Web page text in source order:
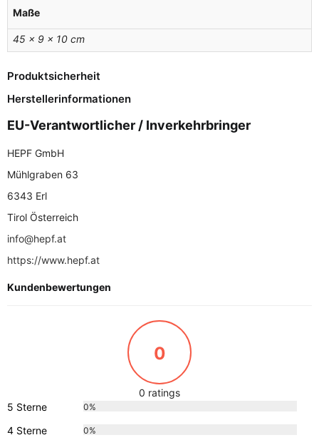
Maße
45 × 9 × 10 cm
Produktsicherheit
Herstellerinformationen
EU-Verantwortlicher / Inverkehrbringer
HEPF GmbH
Mühlgraben 63
6343 Erl
Tirol Österreich
info@hepf.at
https://www.hepf.at
Kundenbewertungen
0
0 ratings
5 Sterne
0%
4 Sterne 0%